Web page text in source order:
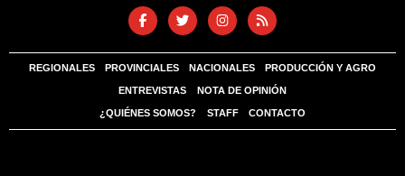
REGIONALES PROVINCIALES NACIONALES PRODUCCIÓN Y AGRO
ENTREVISTAS NOTA DE OPINIÓN
¿QUIÉNES SOMOS? STAFF CONTACTO